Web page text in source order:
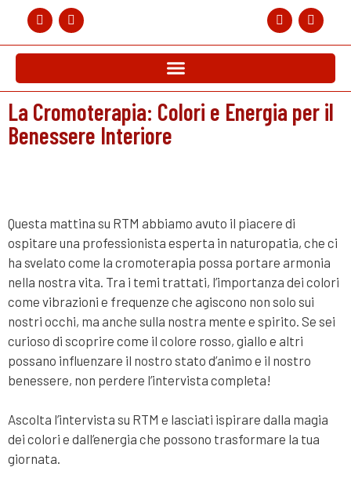
La Cromoterapia: Colori e Energia per il
Benessere Interiore
Questa mattina su RTM abbiamo avuto il piacere di
ospitare una professionista esperta in naturopatia, che ci
ha svelato come la cromoterapia possa portare armonia
nella nostra vita. Tra i temi trattati, l’importanza dei colori
come vibrazioni e frequenze che agiscono non solo sui
nostri occhi, ma anche sulla nostra mente e spirito. Se sei
curioso di scoprire come il colore rosso, giallo e altri
possano influenzare il nostro stato d’animo e il nostro
benessere, non perdere l’intervista completa!
Ascolta l’intervista su RTM e lasciati ispirare dalla magia
dei colori e dall’energia che possono trasformare la tua
giornata.